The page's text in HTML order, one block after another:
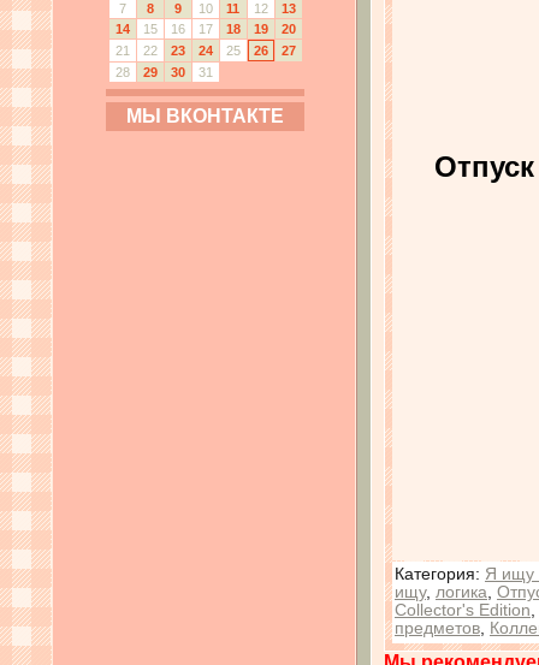
7
8 9 10 11 12
13
14
15 16 17 18 19
20
21
22 23 24 25 26
27
28
29 30 31
МЫ ВКОНТАКТЕ
Категория: Я ищу
ищу, логика
Collector's Edition
предметов